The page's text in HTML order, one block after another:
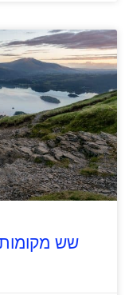
שש מקומות